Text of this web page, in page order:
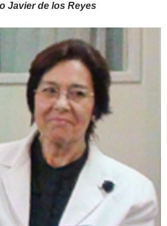
Javier de los Reyes